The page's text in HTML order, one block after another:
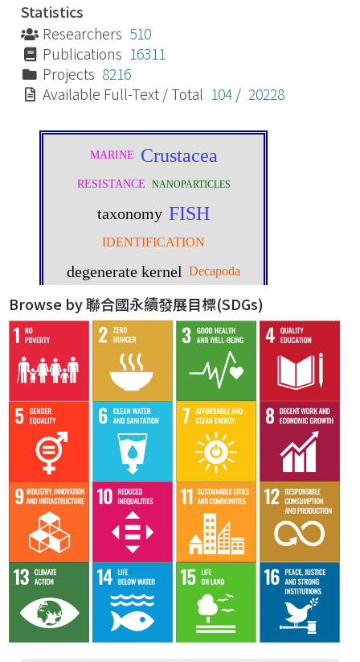
Statistics
Researchers 510
Publications 16311
Projects 8216
Available Full-Text / Total 104 / 20228
Browse by 聯合國永續發展目標(SDGs)